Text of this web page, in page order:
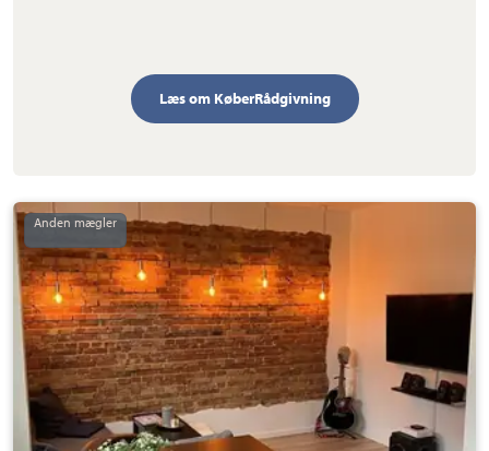
Læs om KøberRådgivning
Ejerlejlighed:
Langelinie
23,
tv.,
7100
Vejle